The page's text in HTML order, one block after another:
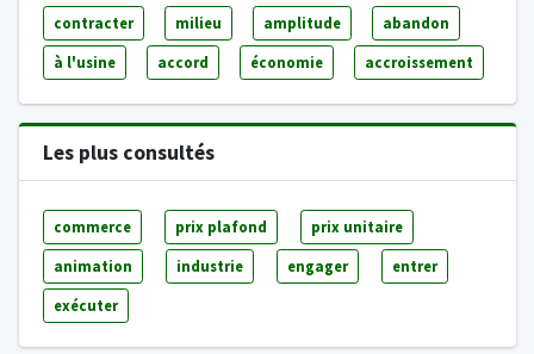
contracter milieu amplitude abandon
à l'usine accord économie accroissement
Les plus consultés
commerce prix plafond prix unitaire
animation industrie engager entrer
exécuter